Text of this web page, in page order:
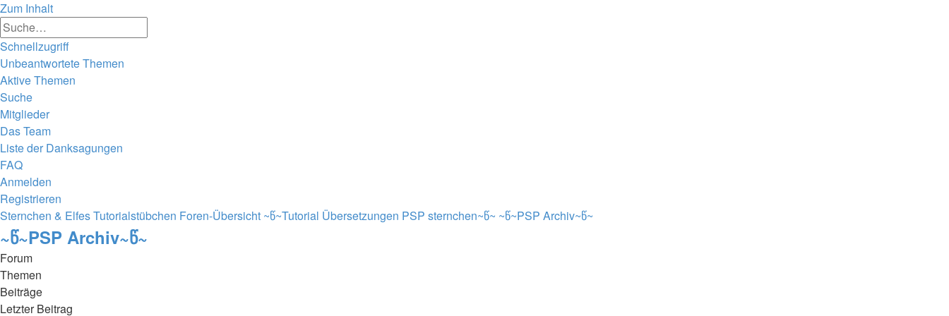
Zum Inhalt
Schnellzugriff
Unbeantwortete Themen
Aktive Themen
Suche
Mitglieder
Das Team
Liste der Danksagungen
FAQ
Anmelden
Registrieren
Sternchen & Elfes Tutorialstübchen Foren-Übersicht ~წ~Tutorial Übersetzungen PSP sternchen~წ~ ~წ~PSP Archiv~წ~
~წ~PSP Archiv~წ~
Forum
Themen
Beiträge
Letzter Beitrag